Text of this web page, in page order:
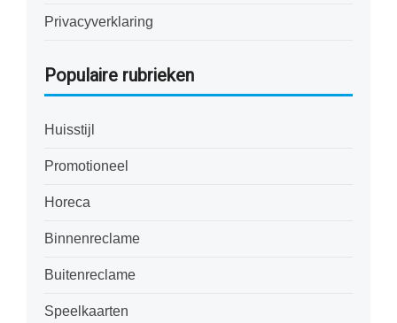
Privacyverklaring
Populaire rubrieken
Huisstijl
Promotioneel
Horeca
Binnenreclame
Buitenreclame
Speelkaarten